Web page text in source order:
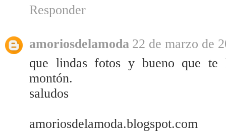
Responder
amoriosdelamoda 22 de marzo de
que lindas fotos y bueno que te
montón.
saludos
amoriosdelamoda.blogspot.com